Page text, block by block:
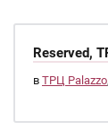
Reserved,
в ТРЦ Palazzo